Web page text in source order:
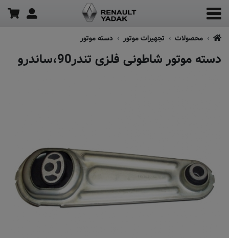
محصولات تجهیزات موتور دسته موتور
دسته موتور شاطونی فلزی تندر90،ساندرو